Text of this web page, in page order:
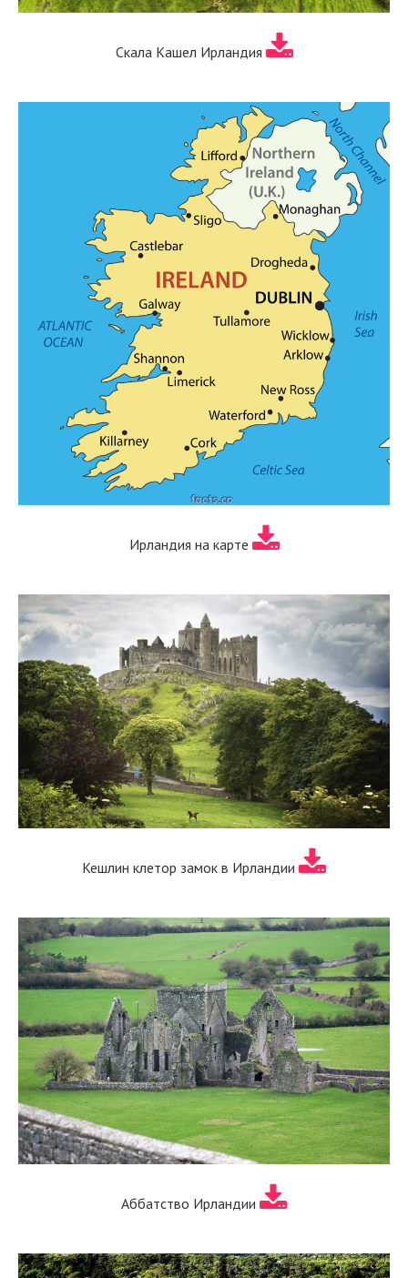
Скала Кашел Ирландия
Ирландия на карте
Кешлин клетор замок в Ирландии
Аббатство Ирландии